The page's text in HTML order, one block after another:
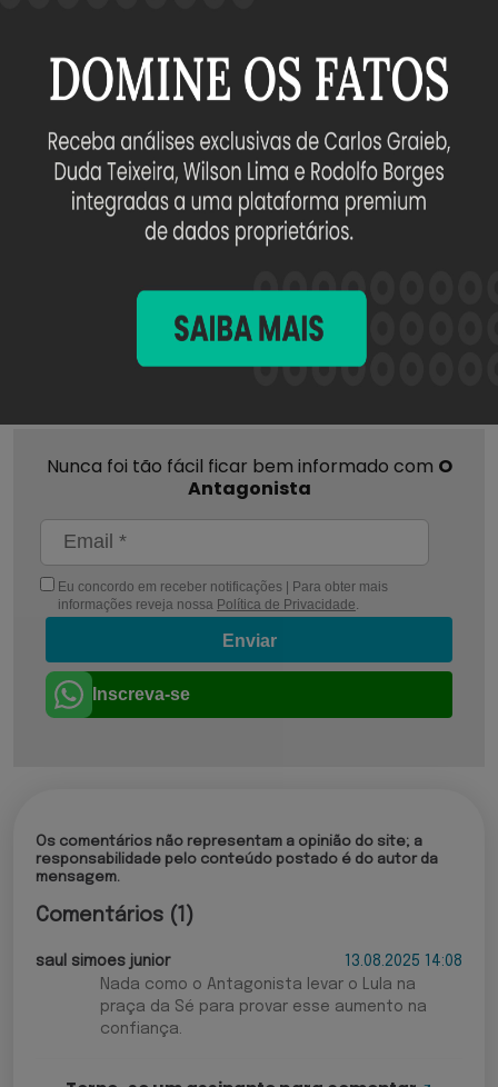
E há um terço do eleitorado que fica no centro, e pode
pender para um lado e para o outro.
São os flutuantes, que não sabem ainda em que…
Siga a leituraem Crusoé. Assine e apoie o jornalismo
independente.
Nunca foi tão fácil ficar bem informado com O
Antagonista
Eu concordo em receber notificações | Para obter mais
informações reveja nossa Política de Privacidade.
Enviar
Inscreva-se
Os comentários não representam a opinião do site; a
responsabilidade pelo conteúdo postado é do autor da
mensagem.
Comentários (1)
saul simoes junior
13.08.2025 14:08
Nada como o Antagonista levar o Lula na
praça da Sé para provar esse aumento na
confiança.